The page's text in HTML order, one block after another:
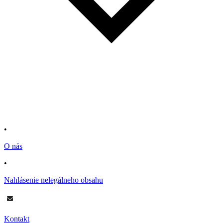
•
O nás
•
Nahlásenie nelegálneho obsahu
Kontakt